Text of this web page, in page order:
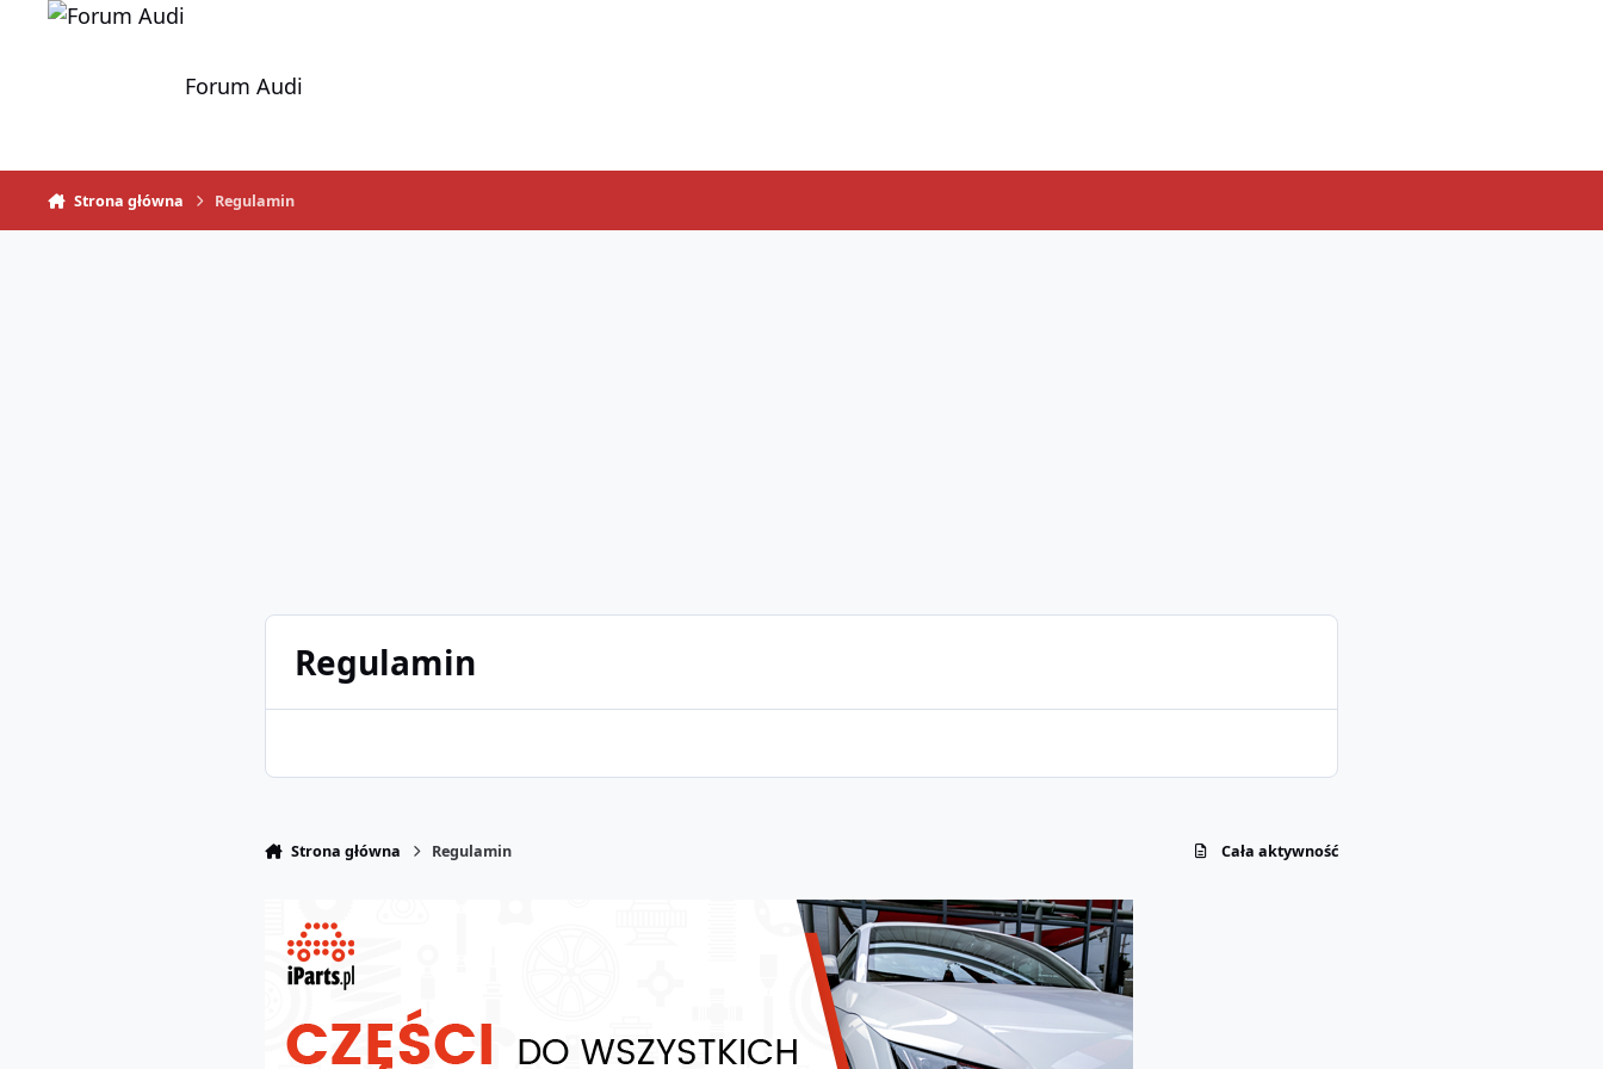
Skocz do zawartości
Forum Audi
Strona główna Regulamin
Regulamin
Strona główna Regulamin Cała aktywność